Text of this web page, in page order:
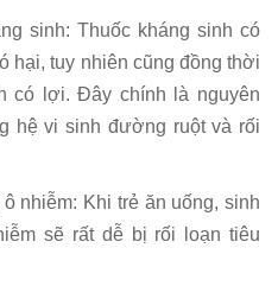
sinh: Thuốc kháng sinh có
hại, tuy nhiên cũng đồng thời
có lợi. Đây chính là nguyên
hệ vi sinh đường ruột và rối
nhiễm: Khi trẻ ăn uống, sinh
sẽ rất dễ bị rối loạn tiêu